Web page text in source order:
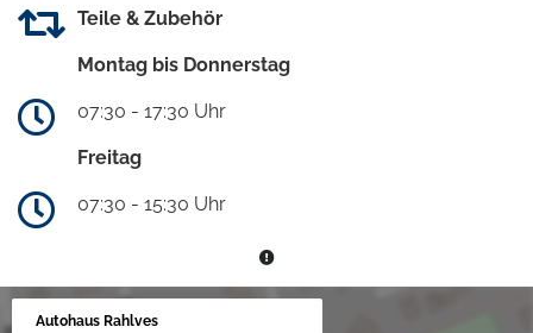
Teile & Zubehör
Montag bis Donnerstag
07:30 - 17:30 Uhr
Freitag
07:30 - 15:30 Uhr
Autohaus Rahlves